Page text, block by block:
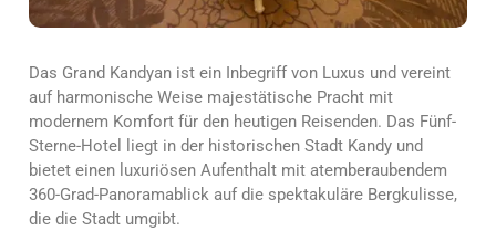
Das Grand Kandyan ist ein Inbegriff von Luxus und vereint
auf harmonische Weise majestätische Pracht mit
modernem Komfort für den heutigen Reisenden. Das Fünf-
Sterne-Hotel liegt in der historischen Stadt Kandy und
bietet einen luxuriösen Aufenthalt mit atemberaubendem
360-Grad-Panoramablick auf die spektakuläre Bergkulisse,
die die Stadt umgibt.